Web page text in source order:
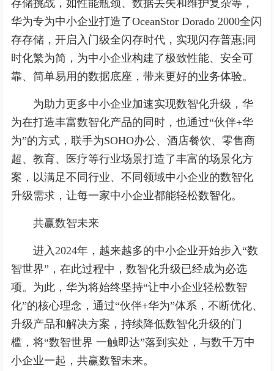
存储挑战，如性能瓶颈、数据丢失和维护复杂等，
华为专为中小企业打造了OceanStor Dorado 2000全闪
存存储，开启入门级全闪存时代，实现闪存普惠;同
时化繁为简，为中小企业构建了极致性能、安全可
靠、简单易用的数据底座，带来更好的业务体验。
为助力更多中小企业加速实现数智化升级，华
为在打造丰富数智化产品的同时，也通过“伙伴+华
为”的方式，联手为SOHO办公、酒店餐饮、零售商
超、教育、医疗等行业场景打造了丰富的场景化方
案，以满足不同行业、不同领域中小企业的数智化
升级需求，让每一家中小企业都能轻松数智化。
共赢数智未来
进入2024年，越来越多的中小企业开始步入“数
智世界”，在此过程中，数智化升级已经成为必选
项。为此，华为将始终坚持“让中小企业轻松数智
化”的核心理念，通过“伙伴+华为”体系，不断优化、
升级产品和解决方案，持续降低数智化升级的门
槛，将“数智世界 一触即达”落到实处，与数千万中
小企业一起，共赢数智未来。